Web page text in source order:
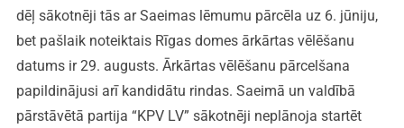
dēļ sākotnēji tās ar Saeimas lēmumu pārcēla uz 6. jūniju,
bet pašlaik noteiktais Rīgas domes ārkārtas vēlēšanu
datums ir 29. augusts. Ārkārtas vēlēšanu pārcelšana
papildinājusi arī kandidātu rindas. Saeimā un valdībā
pārstāvētā partija “KPV LV” sākotnēji neplānoja startēt